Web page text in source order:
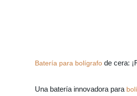
Batería para bolígrafo de cera:
Una batería innovadora para